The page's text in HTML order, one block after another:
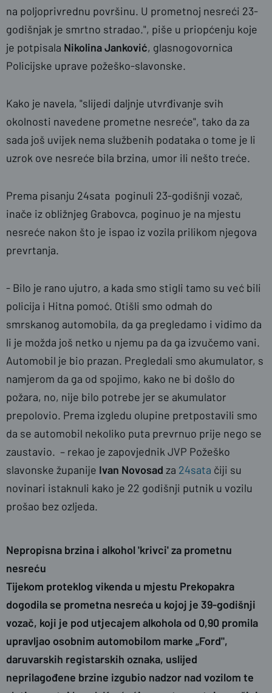
na poljoprivrednu površinu. U prometnoj nesreći 23-
godišnjak je smrtno stradao.", piše u priopćenju koje
je potpisala Nikolina Janković, glasnogovornica
Policijske uprave požeško-slavonske.
Kako je navela, "slijedi daljnje utvrđivanje svih
okolnosti navedene prometne nesreće", tako da za
sada još uvijek nema službenih podataka o tome je li
uzrok ove nesreće bila brzina, umor ili nešto treće.
Prema pisanju 24sata poginuli 23-godišnji vozač,
inače iz obližnjeg Grabovca, poginuo je na mjestu
nesreće nakon što je ispao iz vozila prilikom njegova
prevrtanja.
- Bilo je rano ujutro, a kada smo stigli tamo su već bili
policija i Hitna pomoć. Otišli smo odmah do
smrskanog automobila, da ga pregledamo i vidimo da
li je možda još netko u njemu pa da ga izvučemo vani.
Automobil je bio prazan. Pregledali smo akumulator, s
namjerom da ga od spojimo, kako ne bi došlo do
požara, no, nije bilo potrebe jer se akumulator
prepolovio. Prema izgledu olupine pretpostavili smo
da se automobil nekoliko puta prevrnuo prije nego se
zaustavio. – rekao je zapovjednik JVP Požeško
slavonske županije Ivan Novosad za 24sata čiji su
novinari istaknuli kako je 22 godišnji putnik u vozilu
prošao bez ozljeda.
Nepropisna brzina i alkohol 'krivci' za prometnu
nesreću
Tijekom proteklog vikenda u mjestu Prekopakra
dogodila se prometna nesreća u kojoj je 39-godišnji
vozač, koji je pod utjecajem alkohola od 0,90 promila
upravljao osobnim automobilom marke „Ford",
daruvarskih registarskih oznaka, uslijed
neprilagođene brzine izgubio nadzor nad vozilom te